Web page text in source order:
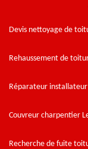
Devis nettoyage de
Rehaussement de
Réparateur installateur
Couvreur charpentier
Recherche de fuite